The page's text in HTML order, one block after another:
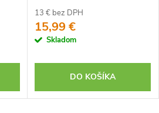
13 € bez DPH
15,99 €
Skladom
DO KOŠÍKA